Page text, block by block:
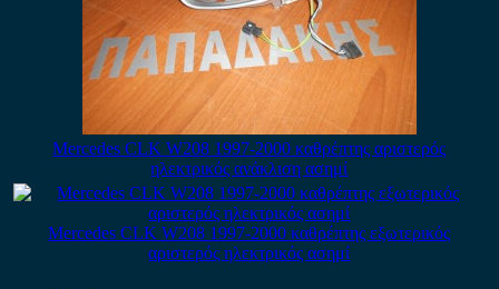
Mercedes CLK W208 1997-2000 καθρέπτης αριστερός
ηλεκτρικός ανάκλιση ασημί
Mercedes CLK W208 1997-2000 καθρέπτης εξωτερικός
αριστερός ηλεκτρικός ασημί